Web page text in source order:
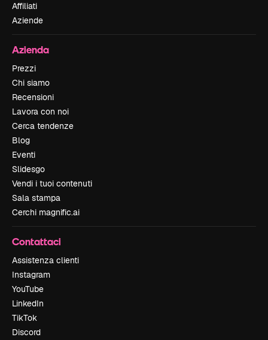
Affiliati
Aziende
Azienda
Prezzi
Chi siamo
Recensioni
Lavora con noi
Cerca tendenze
Blog
Eventi
Slidesgo
Vendi i tuoi contenuti
Sala stampa
Cerchi magnific.ai
Contattaci
Assistenza clienti
Instagram
YouTube
LinkedIn
TikTok
Discord